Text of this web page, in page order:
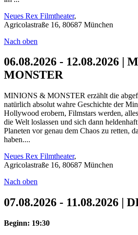
Neues Rex Filmtheater,
Agricolastraße 16, 80687 München
Nach oben
06.08.2026 - 12.08.2026 |
MONSTER
MINIONS & MONSTER erzählt die
natürlich absolut wahre Geschichte der
Hollywood erobern, Filmstars werden,
die Welt loslassen und sich dann
Planeten vor genau dem Chaos zu retten,
haben....
Neues Rex Filmtheater,
Agricolastraße 16, 80687 München
Nach oben
07.08.2026 - 11.08.2026 |
Beginn: 19:30